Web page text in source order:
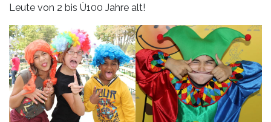
Leute von 2 bis Ü100 Jahre alt!